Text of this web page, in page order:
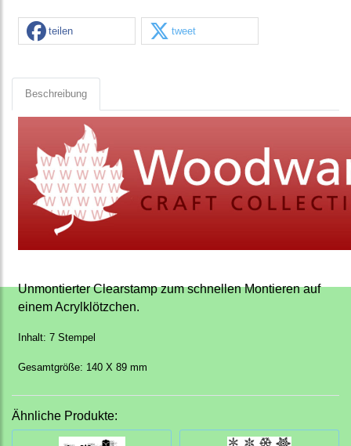
teilen tweet
Beschreibung
Unmontierter Clearstamp zum schnellen Montieren auf
einem Acrylklötzchen.
Inhalt: 7 Stempel
Gesamtgröße: 140 X 89 mm
Ähnliche Produkte: